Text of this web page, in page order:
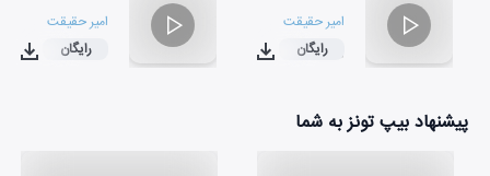
امیر حقیقت
۰۲:۵۰رایگان
امیر حقیقت
۰۲:۳۶
رایگان
پیشنهاد بیپ تونز به شما